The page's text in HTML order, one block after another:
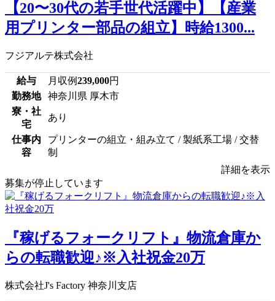
【20〜30代の若手世代活躍中】【産業
用プリンター部品の組立】時給1300...
フジアルテ株式会社
給与 月収例239,000円
勤務地
神奈川県 厚木市
寮・社
宅
あり
仕事内
容
プリンターの組立・組み立て / 製紙系工場 / 交替
制
詳細を表示
募集が停止しています
『稼げるフォークリフト』物流倉庫か
らの転職歓迎♪※入社祝金20万
株式会社J's Factory 神奈川支店